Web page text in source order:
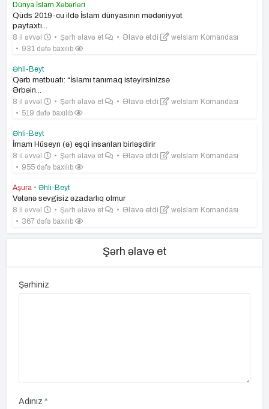
Dünya İslam Xəbərləri
Qüds 2019-cu ildə İslam dünyasının mədəniyyət
paytaxtı...
8 il əvvəl
Şərh əlavə et Əlavə etdi
weIslam Komandası
931 dəfə baxılıb
Əhli-Beyt
Qərb mətbuatı: “İslamı tanımaq istəyirsinizsə
Ərbəin...
8 il əvvəl
Şərh əlavə et Əlavə etdi
weIslam Komandası
519 dəfə baxılıb
Əhli-Beyt
İmam Hüseyn (ə) eşqi insanları birləşdirir
8 il əvvəl
Şərh əlavə et Əlavə etdi
weIslam Komandası
955 dəfə baxılıb
Aşura • Əhli-Beyt
Vətənə sevgisiz əzadarlıq olmur
8 il əvvəl
Şərh əlavə et Əlavə etdi
weIslam Komandası
367 dəfə baxılıb
Şərh əlavə et
Şərhiniz
Adınız*